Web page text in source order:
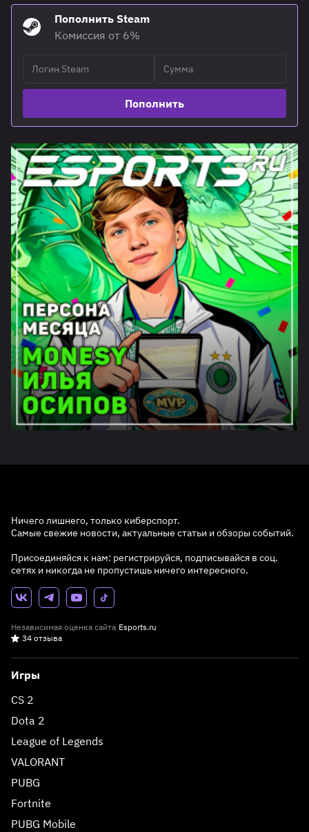
Пополнить Steam
Комиссия от 6%
Пополнить
Ничего лишнего, только киберспорт.
Самые свежие новости, актуальные статьи и обзоры событий.
Присоединяйся к нам: регистрируйся, подписывайся в соц.
сетях и никогда не пропустишь ничего интересного.
Независимая оценка сайта Esports.ru
34 отзыва
Игры
CS 2
Dota 2
League of Legends
VALORANT
PUBG
Fortnite
PUBG Mobile